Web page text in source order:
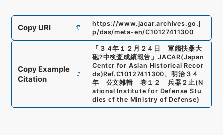
Copy URI
https://www.jacar.archives.go.j
p/das/meta-en/C10127411300
Copy Example
Citation
「 ３４年１２月２４日 軍艦扶桑大
砲?中検査成績報告 」 JACAR(Japan
Center for Asian Historical Recor
ds)Ref.C10127411300、明治３４
年 公文雑輯 巻１２ 兵器２止(N
ational Institute for Defense Stu
dies of the Ministry of Defense)